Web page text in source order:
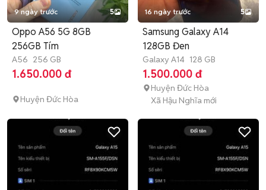
9 ngày trước 5
Oppo A56 5G 8GB
256GB Tím
A56 256 GB
1.650.000 đ
Huyện Đức Hòa
16 ngày trước 5
Samsung Galaxy A14
128GB Đen
Galaxy A14 128 GB
1.500.000 đ
Huyện Đức Hòa
Xã Hậu Nghĩa mới